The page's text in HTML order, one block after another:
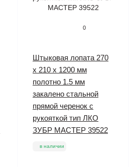
0
Штыковая лопата 270
х 210 х 1200 мм
полотно 1.5 мм
закалено стальной
прямой черенок с
рукояткой тип ЛКО
ЗУБР МАСТЕР 39522
в наличии